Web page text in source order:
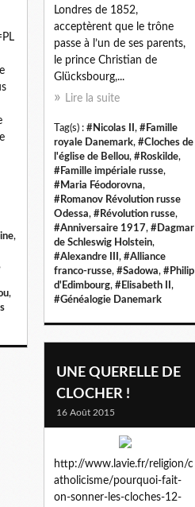
,
,
Londres de 1852,
acceptèrent que le trône
passe à l’un de ses parents,
le prince Christian de
Glücksbourg,...
Lire la suite
Tag(s) : #Nicolas II , #Famille
royale Danemark, #Cloches de
l'église de Bellou, #Roskilde,
#Famille impériale russe,
#Maria Féodorovna,
#Romanov Révolution russe
Odessa, #Révolution russe,
#Anniversaire 1917, #Dagmar
de Schleswig Holstein,
#Alexandre III , #Alliance
franco-russe, #Sadowa, #Philip
d'Edimbourg, #Elisabeth II ,
#Généalogie Danemark
UNE QUERELLE DE
CLOCHER !
16 Août 2015
http://www.lavie.fr/religion/c
atholicisme/pourquoi-fait-
on-sonner-les-cloches-12-